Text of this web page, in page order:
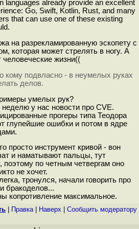
languages already provide an excellent
Go, Swift, Kotlin, Rust, and many
that can use one of these existing
на разрекламированную эскопету с
которая может стрелять в ногу. А
человеческие жизни((
кому подвласно - в неумелых руках
делов.
умелых рук?
у нас новости про CVE.
прогеры типа Теодора
глупейшие ошибки и потом в ядре
просто инструмент кривой - вон
и наматывают пальцы, тут
поэтому по четным четвергам оно
не хочет.
тронулся, начали говорить про
бракоделов...
копротивление максимальное.
Правка| Наверх Cообщить модератору